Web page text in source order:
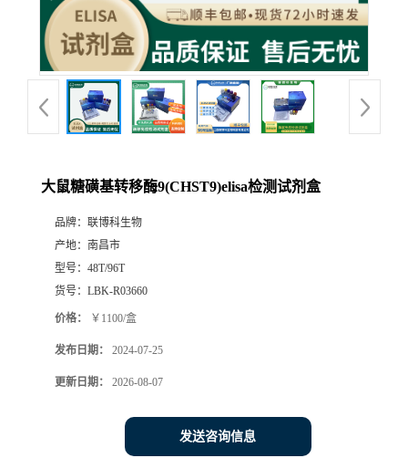
大鼠糖磺基转移酶9(CHST9)elisa检测试剂盒
品牌： 联博科生物
产地： 南昌市
型号： 48T/96T
货号： LBK-R03660
价格： ￥1100/盒
发布日期： 2024-07-25
更新日期： 2026-08-07
发送咨询信息